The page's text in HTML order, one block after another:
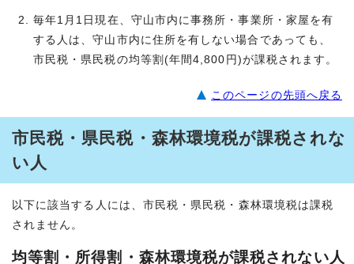
毎年1月1日現在、守山市内に事務所・事業所・家屋を有
する人は、守山市内に住所を有しない場合であっても、
市民税・県民税の均等割(年間4,800円)が課税されます。
このページの先頭へ戻る
市民税・県民税・森林環境税が課税されな
い人
以下に該当する人には、市民税・県民税・森林環境税は課税
されません。
均等割・所得割・森林環境税が課税されない人